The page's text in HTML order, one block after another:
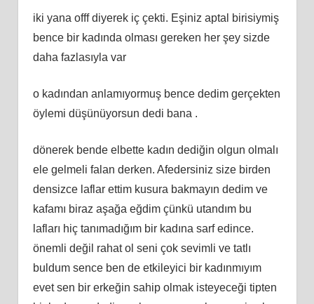
iki yana offf diyerek iç çekti. Eşiniz aptal birisiymiş
bence bir kadında olması gereken her şey sizde
daha fazlasıyla var
o kadından anlamıyormuş bence dedim gerçekten
öylemi düşünüyorsun dedi bana .
dönerek bende elbette kadın dediğin olgun olmalı
ele gelmeli falan derken. Afedersiniz size birden
densizce laflar ettim kusura bakmayın dedim ve
kafamı biraz aşağa eğdim çünkü utandım bu
lafları hiç tanımadığım bir kadına sarf edince.
önemli değil rahat ol seni çok sevimli ve tatlı
buldum sence ben de etkileyici bir kadınmıyım
evet sen bir erkeğin sahip olmak isteyeceği tipten